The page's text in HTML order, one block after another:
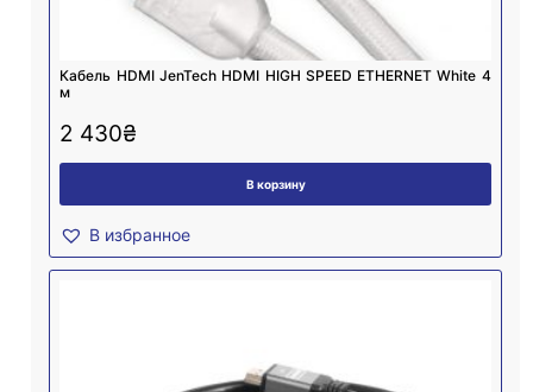
Кабель HDMI JenTech HDMI HIGH SPEED ETHERNET White 4
м
2 430₴
В корзину
В избранное